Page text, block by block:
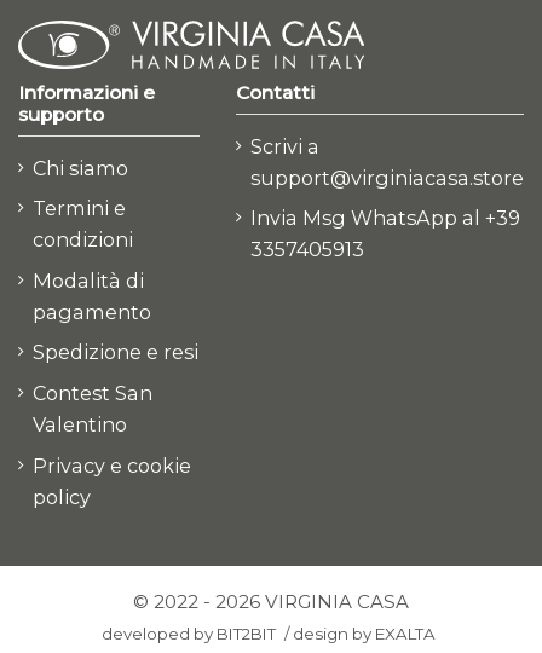
Informazioni e
supporto
Chi siamo
Termini e
condizioni
Modalità di
pagamento
Spedizione e resi
Contest San
Valentino
Privacy e cookie
policy
Contatti
Scrivi a
support@virginiacasa.store
Invia Msg WhatsApp al +39
3357405913
© 2022 - 2026 VIRGINIA CASA
developed by BIT2BIT /design by EXALTA